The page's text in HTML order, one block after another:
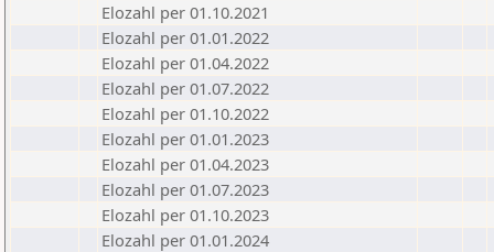
Elozahl per 01.10.2021
Elozahl per 01.01.2022
Elozahl per 01.04.2022
Elozahl per 01.07.2022
Elozahl per 01.10.2022
Elozahl per 01.01.2023
Elozahl per 01.04.2023
Elozahl per 01.07.2023
Elozahl per 01.10.2023
Elozahl per 01.01.2024